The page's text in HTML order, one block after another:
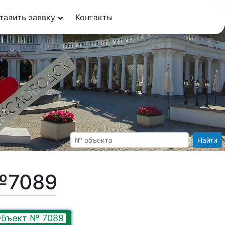
заявку Контакты
Найти
№ 7089